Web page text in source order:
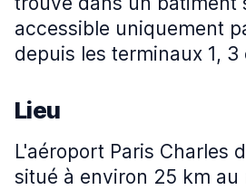
accessible uniquement
depuis les terminaux 1, 3
Lieu
L'aéroport Paris Charles
situé à environ 25 km au